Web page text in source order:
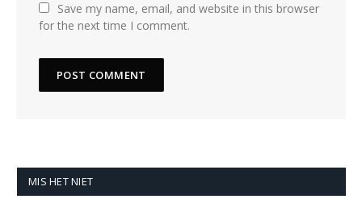
Save my name, email, and website in this browser
for the next time I comment.
MIS HET NIET